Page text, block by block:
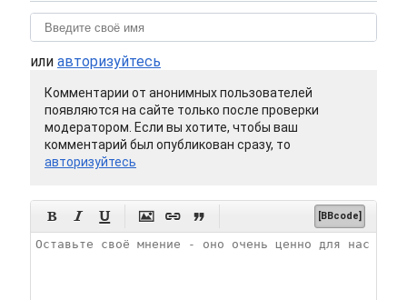
или авторизуйтесь
Комментарии от анонимных пользователей
появляются на сайте только после проверки
модератором. Если вы хотите, чтобы ваш
комментарий был опубликован сразу, то
авторизуйтесь
      [BBcode]